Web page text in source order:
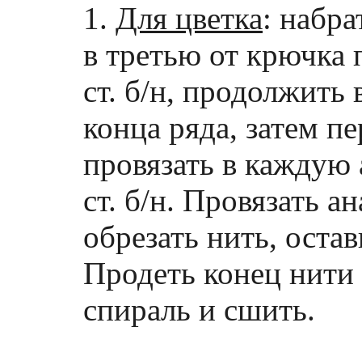
1. Для цветка:
в третью от крючка
ст. б/н, продолжить
конца ряда, затем
провязать в каждую
ст. б/н. Провязать
обрезать нить,
Продеть конец нити
спираль и сшить.